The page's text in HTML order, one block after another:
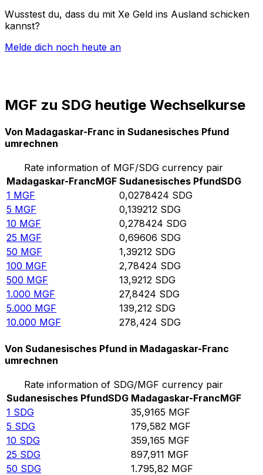
Wusstest du, dass du mit Xe Geld ins Ausland schicken
kannst?
Melde dich noch heute an
MGF zu SDG heutige Wechselkurse
Von Madagaskar-Franc in Sudanesisches Pfund
umrechnen
Rate information of MGF/SDG currency pair
Madagaskar-FrancMGF Sudanesisches PfundSDG
1 MGF 0,0278424 SDG
5 MGF 0,139212 SDG
10 MGF 0,278424 SDG
25 MGF 0,69606 SDG
50 MGF 1,39212 SDG
100 MGF 2,78424 SDG
500 MGF 13,9212 SDG
1.000 MGF 27,8424 SDG
5.000 MGF 139,212 SDG
10.000 MGF 278,424 SDG
Von Sudanesisches Pfund in Madagaskar-Franc
umrechnen
Rate information of SDG/MGF currency pair
Sudanesisches PfundSDG Madagaskar-FrancMGF
1 SDG 35,9165 MGF
5 SDG 179,582 MGF
10 SDG 359,165 MGF
25 SDG 897,911 MGF
50 SDG 1.795,82 MGF